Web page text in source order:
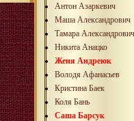
Антон Азаркевич
Маша Александрович
Тамара Александрович
Никита Анацко
Женя Андреюк
Володя Афанасьев
Кристина Баек
Коля Бань
Саша Барсук